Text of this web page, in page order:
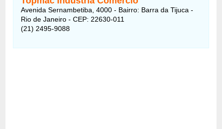
Avenida Sernambetiba, 4000 - Bairro: Barra da Tijuca -
Rio de Janeiro - CEP: 22630-011
(21) 2495-9088